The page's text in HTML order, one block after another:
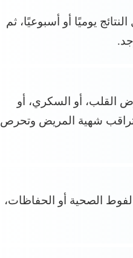
يوميًا أو أسبوعيًا، ثم
القلب، أو السكري، أو
شهية المريض وتحرص
الصحية أو الحفاظات،